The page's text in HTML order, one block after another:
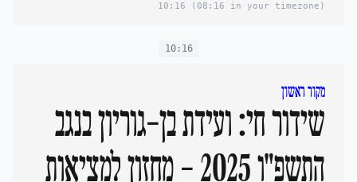
10:16 (08:16 in your timezone)
10:16
מקור ראשון
שידור חי: ועידת בן-גוריון בנגב
התשפ"ו 2025 - מחזון למציאות